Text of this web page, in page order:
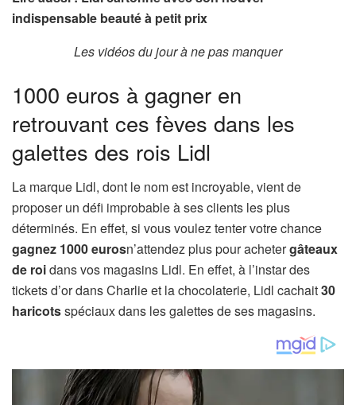
indispensable beauté à petit prix
Les vidéos du jour à ne pas manquer
1000 euros à gagner en
retrouvant ces fèves dans les
galettes des rois Lidl
La marque Lidl, dont le nom est incroyable, vient de
proposer un défi improbable à ses clients les plus
déterminés. En effet, si vous voulez tenter votre chance
gagnez 1000 eurosn’attendez plus pour achetergâteaux
de roidans vos magasins Lidl. En effet, à l’instar des
tickets d’or dans Charlie et la chocolaterie, Lidl cachait30
haricotsspéciaux dans les galettes de ses magasins.